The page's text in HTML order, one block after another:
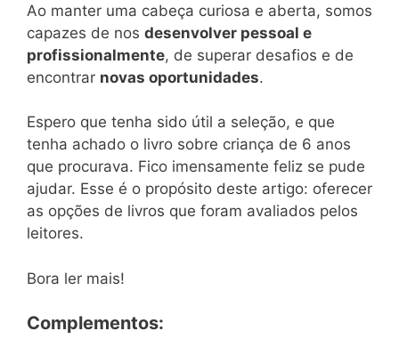
Ao manter uma cabeça curiosa e aberta, somos
capazes de nos desenvolver pessoal e
profissionalmente, de superar desafios e de
encontrar novas oportunidades.
Espero que tenha sido útil a seleção, e que
tenha achado o livro sobre criança de 6 anos
que procurava. Fico imensamente feliz se pude
ajudar. Esse é o propósito deste artigo: oferecer
as opções de livros que foram avaliados pelos
leitores.
Bora ler mais!
Complementos: